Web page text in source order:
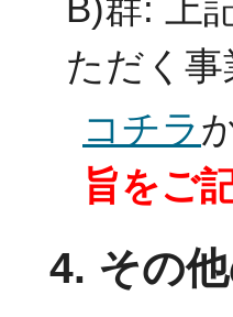
ただく事
コチラ
旨をご
4. その